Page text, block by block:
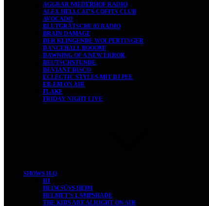
AGGRAR NIEDERHOF RADIO
ALEX HELLCAT’S COFFIN CLUB
AVOCADO
BLUTGRÄTSCHE 05 RADIO
BRAIN DAMAGE
DER KLINGENDE WOLPERTINGER
DANCEHALL BOOOM!
DAWNING OF A NEW ERROR
DEUTSCHSTUNDE
DEVIANT DISCO
ECLECTIC STYLES MIT DJ PEE
ER-EM ON AIR
FLAKE
FRIDAY NIGHT LIVE
SHOWS H-Q
H1
HEIM SÜSS HEIM
HELMET’S LAMPSHADE
THE KIDS ARE ALRIGHT ON AIR